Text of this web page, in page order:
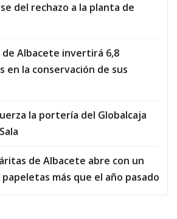
del rechazo a la planta de
Albacete invertirá 6,8
en la conservación de sus
la portería del Globalcaja
de Albacete abre con un
más que el año pasado